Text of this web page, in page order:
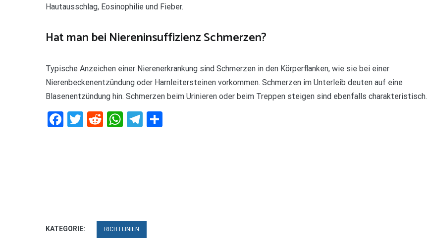
Hautausschlag, Eosinophilie und Fieber.
Hat man bei Niereninsuffizienz Schmerzen?
Typische Anzeichen einer Nierenerkrankung sind Schmerzen in den Körperflanken, wie sie bei einer
Nierenbeckenentzündung oder Harnleitersteinen vorkommen. Schmerzen im Unterleib deuten auf eine
Blasenentzündung hin. Schmerzen beim Urinieren oder beim Treppen steigen sind ebenfalls charakteristisch.
Facebook
Twitter
RedditWhatsApp
Telegram
KATEGORIE: RICHTLINIEN